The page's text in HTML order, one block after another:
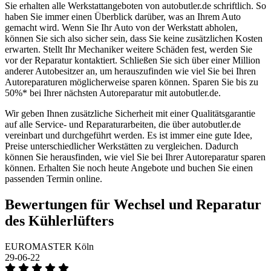
Sie erhalten alle Werkstattangeboten von autobutler.de schriftlich. So
haben Sie immer einen Überblick darüber, was an Ihrem Auto
gemacht wird. Wenn Sie Ihr Auto von der Werkstatt abholen,
können Sie sich also sicher sein, dass Sie keine zusätzlichen Kosten
erwarten. Stellt Ihr Mechaniker weitere Schäden fest, werden Sie
vor der Reparatur kontaktiert. Schließen Sie sich über einer Million
anderer Autobesitzer an, um herauszufinden wie viel Sie bei Ihren
Autoreparaturen möglicherweise sparen können. Sparen Sie bis zu
50%* bei Ihrer nächsten Autoreparatur mit autobutler.de.
Wir geben Ihnen zusätzliche Sicherheit mit einer Qualitätsgarantie
auf alle Service- und Reparaturarbeiten, die über autobutler.de
vereinbart und durchgeführt werden. Es ist immer eine gute Idee,
Preise unterschiedlicher Werkstätten zu vergleichen. Dadurch
können Sie herausfinden, wie viel Sie bei Ihrer Autoreparatur sparen
können. Erhalten Sie noch heute Angebote und buchen Sie einen
passenden Termin online.
Bewertungen für Wechsel und Reparatur
des Kühlerlüfters
EUROMASTER Köln
29-06-22